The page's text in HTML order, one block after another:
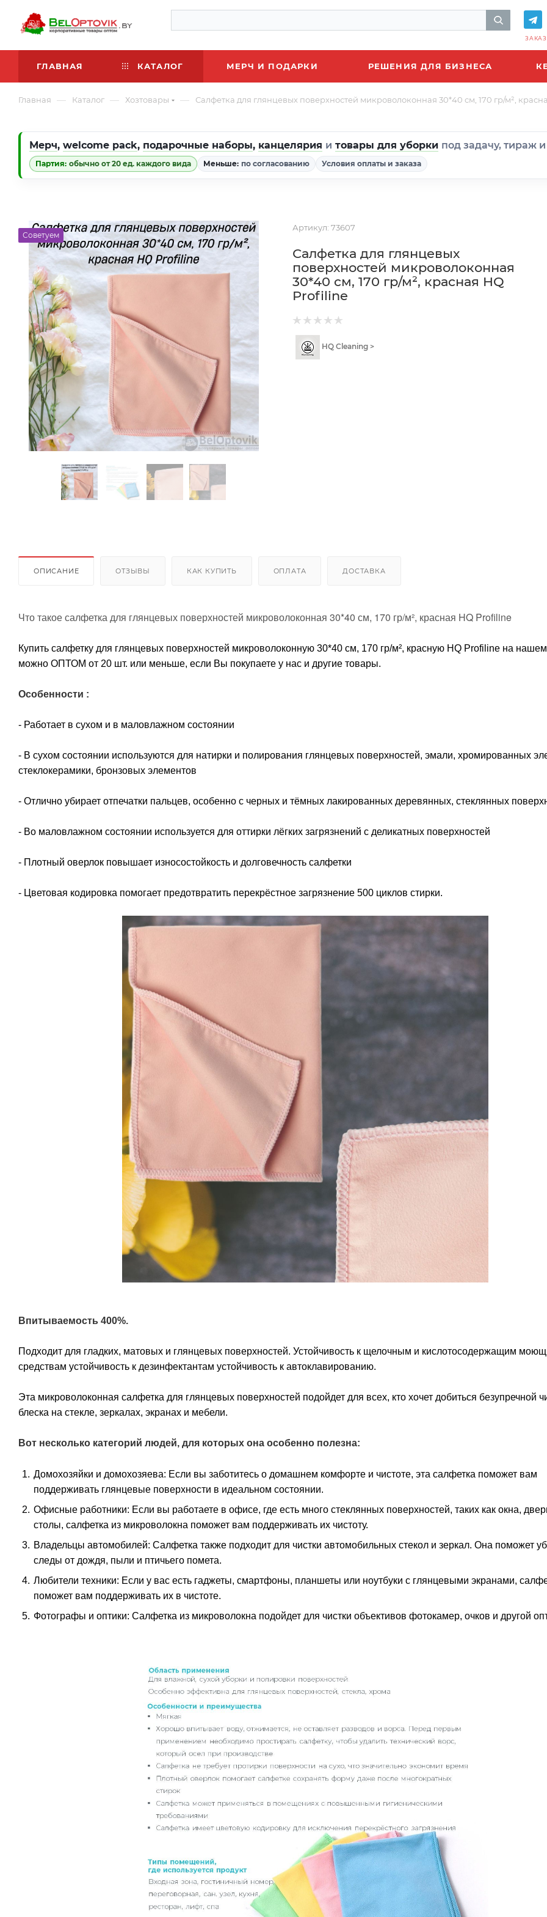
ГЛАВНАЯ КАТАЛОГ МЕРЧ И ПОДАРКИ РЕШЕНИЯ ДЛЯ БИЗНЕСА
Главная — Каталог — Хозтовары — Салфетка для глянцевых поверхностей микроволоконная 30*40 см, 170 гр/м²,
Мерч, welcome pack, подарочные наборы, канцелярия и товары для уборки под задачу, тираж
Партия: обычно от 20 ед. каждого вида Меньше: по согласованию Условия оплаты и заказа
Советуем
Артикул: 73607
Салфетка для глянцевых
поверхностей микроволоконная
30*40 см, 170 гр/м², красная HQ
Profiline
HQ Cleaning >
ОПИСАНИЕ ОТЗЫВЫ КАК КУПИТЬ ОПЛАТА ДОСТАВКА
Что такое салфетка для глянцевых поверхностей микроволоконная 30*40 см, 170 гр/м², красная HQ Profiline
Купить салфетку для глянцевых поверхностей микроволоконную 30*40 см, 170 гр/м², красную HQ Profiline на
можно ОПТОМ от 20 шт. или меньше, если Вы покупаете у нас и другие товары.
Особенности :
- Работает в сухом и в маловлажном состоянии
- В сухом состоянии используются для натирки и полирования глянцевых поверхностей, эмали, хромированных
стеклокерамики, бронзовых элементов
- Отлично убирает отпечатки пальцев, особенно с черных и тёмных лакированных деревянных, стеклянных
- Во маловлажном состоянии используется для оттирки лёгких загрязнений с деликатных поверхностей
- Плотный оверлок повышает износостойкость и долговечность салфетки
- Цветовая кодировка помогает предотвратить перекрёстное загрязнение 500 циклов стирки.
Впитываемость 400%.
Подходит для гладких, матовых и глянцевых поверхностей. Устойчивость к щелочным и кислотосодержащим
средствам устойчивость к дезинфектантам устойчивость к автоклавированию.
Эта микроволоконная салфетка для глянцевых поверхностей подойдет для всех, кто хочет добиться безупречной
блеска на стекле, зеркалах, экранах и мебели.
Вот несколько категорий людей, для которых она особенно полезна:
Домохозяйки и домохозяева: Если вы заботитесь о домашнем комфорте и чистоте, эта салфетка поможет вам
поддерживать глянцевые поверхности в идеальном состоянии.
Офисные работники: Если вы работаете в офисе, где есть много стеклянных поверхностей, таких как окна,
столы, салфетка из микроволокна поможет вам поддерживать их чистоту.
Владельцы автомобилей: Салфетка также подходит для чистки автомобильных стекол и зеркал. Она поможет
следы от дождя, пыли и птичьего помета.
Любители техники: Если у вас есть гаджеты, смартфоны, планшеты или ноутбуки с глянцевыми экранами,
поможет вам поддерживать их в чистоте.
Фотографы и оптики: Салфетка из микроволокна подойдет для чистки объективов фотокамер, очков и другой